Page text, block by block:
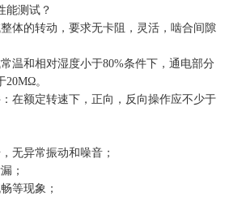
测试？
的转动，要求无卡阻，灵活，啮合间隙
和相对湿度小于80%条件下，通电部分
20MΩ。
额定转速下，正向，反向操作应不少于
异常振动和噪音；
；
等现象；